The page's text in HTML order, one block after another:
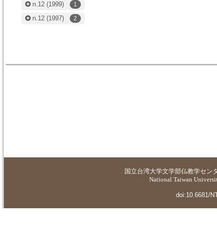
n.12 (1999) 1
n.12 (1997) 2
国立台湾大学文学部仏教学セン
National Taiwan
doi:10.6681/